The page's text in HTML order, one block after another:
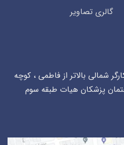
گالری تصاویر
شمالی بالاتر از فاطمی ، کوچه
پزشکان هیات طبقه سوم